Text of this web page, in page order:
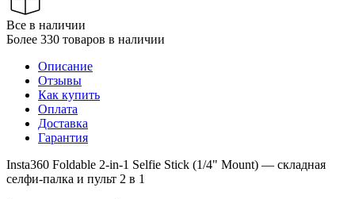
Все в наличии
Более 330 товаров в наличии
Описание
Отзывы
Как купить
Оплата
Доставка
Гарантия
Insta360 Foldable 2-in-1 Selfie Stick (1/4" Mount) — складная
селфи-палка и пульт 2 в 1